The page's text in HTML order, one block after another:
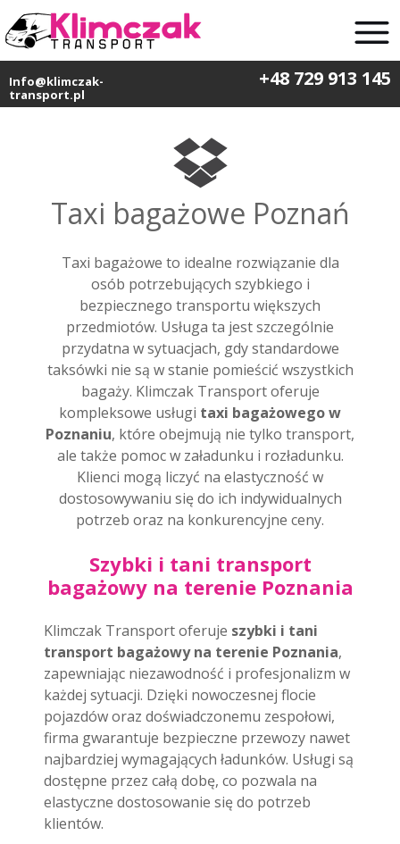
Taxi bagażowe Poznań
Taxi bagażowe to idealne rozwiązanie dla
osób potrzebujących szybkiego i
bezpiecznego transportu większych
przedmiotów. Usługa ta jest szczególnie
przydatna w sytuacjach, gdy standardowe
taksówki nie są w stanie pomieścić wszystkich
bagaży. Klimczak Transport oferuje
kompleksowe usługi taxi bagażowego w
Poznaniu, które obejmują nie tylko transport,
ale także pomoc w załadunku i rozładunku.
Klienci mogą liczyć na elastyczność w
dostosowywaniu się do ich indywidualnych
potrzeb oraz na konkurencyjne ceny.
Szybki i tani transport
bagażowy na terenie Poznania
Klimczak Transport oferuje szybki i tani
transport bagażowy na terenie Poznania,
zapewniając niezawodność i profesjonalizm w
każdej sytuacji. Dzięki nowoczesnej flocie
pojazdów oraz doświadczonemu zespołowi,
firma gwarantuje bezpieczne przewozy nawet
najbardziej wymagających ładunków. Usługi są
dostępne przez całą dobę, co pozwala na
elastyczne dostosowanie się do potrzeb
klientów.
+48 729 913 145
Info@klimczak-
transport.pl